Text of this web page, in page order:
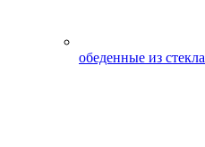
обеденные из стекла